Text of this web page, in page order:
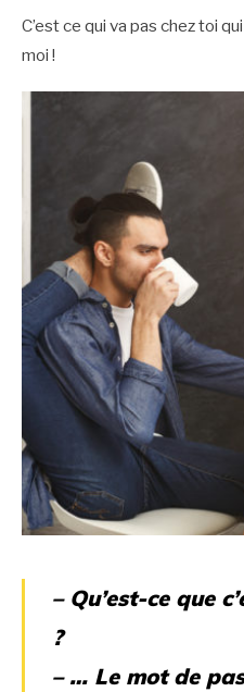
C’est ce qui va pas chez toi
moi !
– Qu’est-ce que
?
– … Le mot de